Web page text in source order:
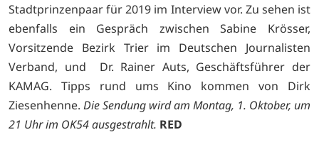
Stadtprinzenpaar für 2019 im Interview vor. Zu sehen ist
ebenfalls ein Gespräch zwischen Sabine Krösser,
Vorsitzende Bezirk Trier im Deutschen Journalisten
Verband, und Dr. Rainer Auts, Geschäftsführer der
KAMAG. Tipps rund ums Kino kommen von Dirk
Ziesenhenne. Die Sendung wird am Montag, 1. Oktober, um
21 Uhr im OK54 ausgestrahlt. RED